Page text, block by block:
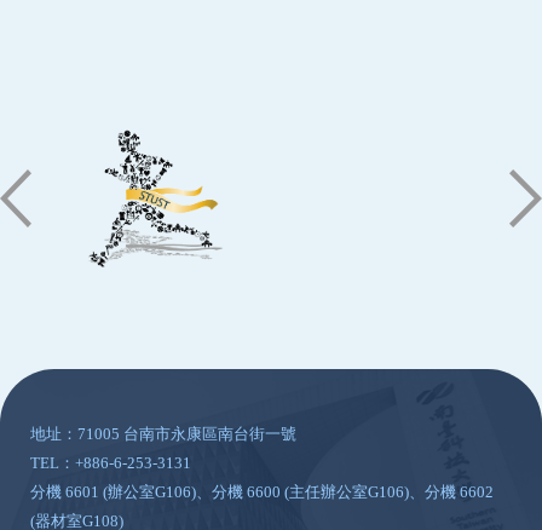
地址：71005 台南市永康區南台街一號
TEL：+886-6-253-3131
分機 6601 (辦公室G106)、分機 6600 (主任辦公室G106)、分機 6602
(器材室G108)